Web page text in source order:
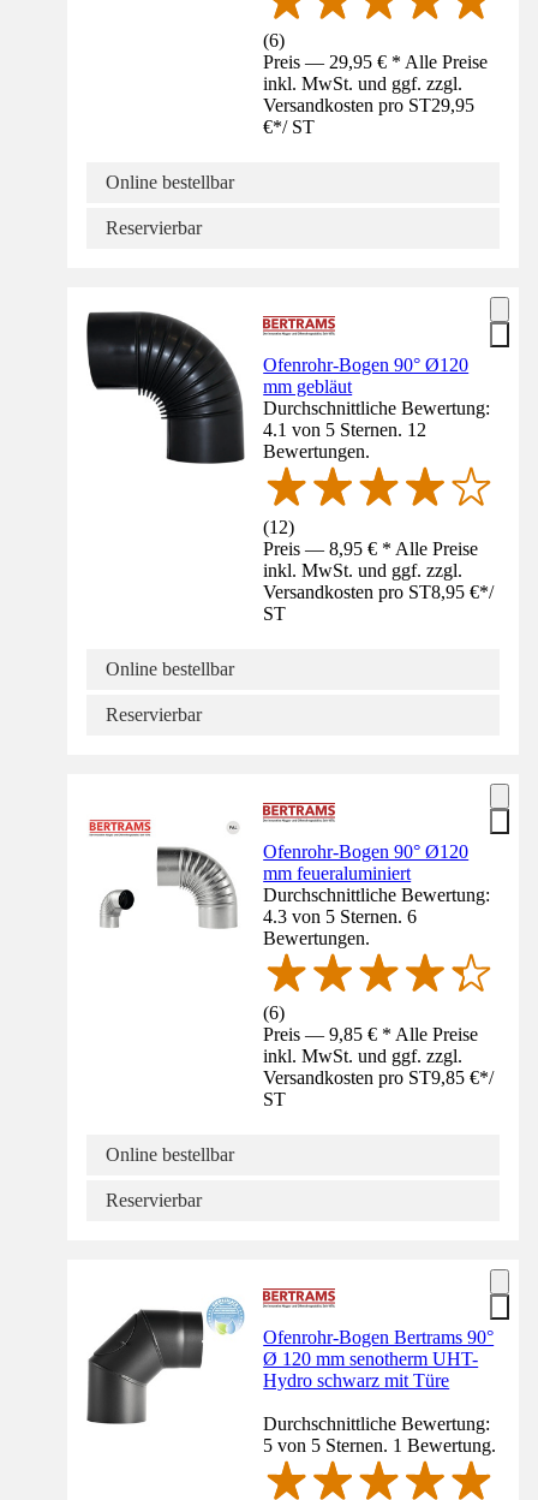
(6)
Preis — 29,95 € * Alle Preise
inkl. MwSt. und ggf. zzgl.
Versandkosten pro ST29,95
€*/ ST
Online bestellbar
Reservierbar
Ofenrohr-Bogen 90° Ø120
mm gebläut
Durchschnittliche Bewertung:
4.1 von 5 Sternen. 12
Bewertungen.
(12)
Preis — 8,95 € * Alle Preise
inkl. MwSt. und ggf. zzgl.
Versandkosten pro ST8,95 €*/
ST
Online bestellbar
Reservierbar
Ofenrohr-Bogen 90° Ø120
mm feueraluminiert
Durchschnittliche Bewertung:
4.3 von 5 Sternen. 6
Bewertungen.
(6)
Preis — 9,85 € * Alle Preise
inkl. MwSt. und ggf. zzgl.
Versandkosten pro ST9,85 €*/
ST
Online bestellbar
Reservierbar
Ofenrohr-Bogen Bertrams 90°
Ø 120 mm senotherm UHT-
Hydro schwarz mit Türe
Durchschnittliche Bewertung:
5 von 5 Sternen. 1 Bewertung.